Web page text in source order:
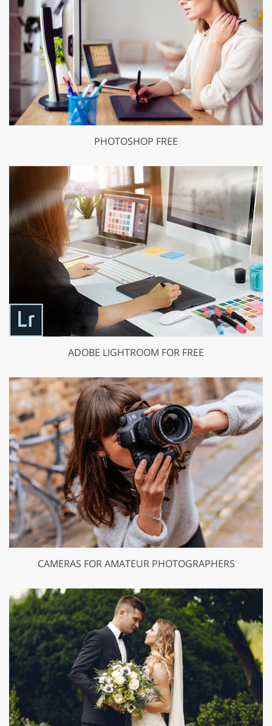
PHOTOSHOP FREE
ADOBE LIGHTROOM FOR FREE
CAMERAS FOR AMATEUR PHOTOGRAPHERS